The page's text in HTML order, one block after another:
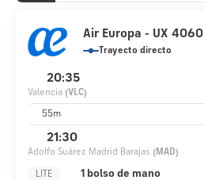
Air Europa - UX 4060
Trayecto directo
20:35
Valencia (VLC)
55m
21:30
Adolfo Suárez Madrid Barajas (MAD)
LITE 1 bolso de mano